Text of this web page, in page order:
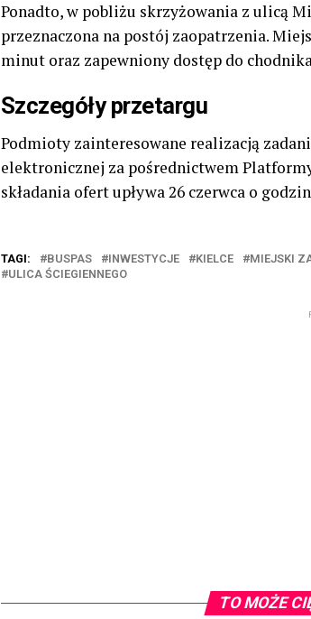
Ponadto, w pobliżu skrzyżowania z ulicą
przeznaczona na postój zaopatrzenia.
minut oraz zapewniony dostęp do
Szczegóły przetargu
Podmioty zainteresowane realizacją
elektronicznej za pośrednictwem
składania ofert upływa 26 czerwca o
TAGI: BUSPAS INWESTYCJE KIELCE MIEJSKI
ULICA ŚCIEGIENNEGO
TO MOŻE